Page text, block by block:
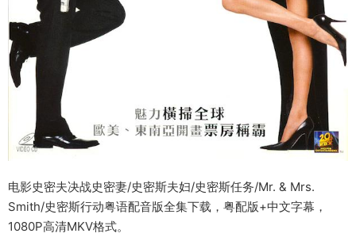
电影史密夫决战史密妻/史密斯夫妇/史密斯任务/Mr. & Mrs.
Smith/史密斯行动粤语配音版全集下载，粤配版+中文字幕，
1080P高清MKV格式。